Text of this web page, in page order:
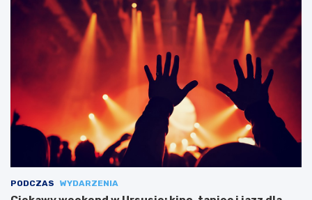
PODCZAS WYDARZENIA